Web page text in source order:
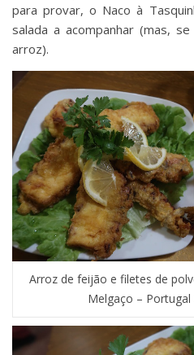
para provar, o Naco à
salada a acompanhar (mas,
arroz).
Arroz de feijão e filetes de
Melgaço –